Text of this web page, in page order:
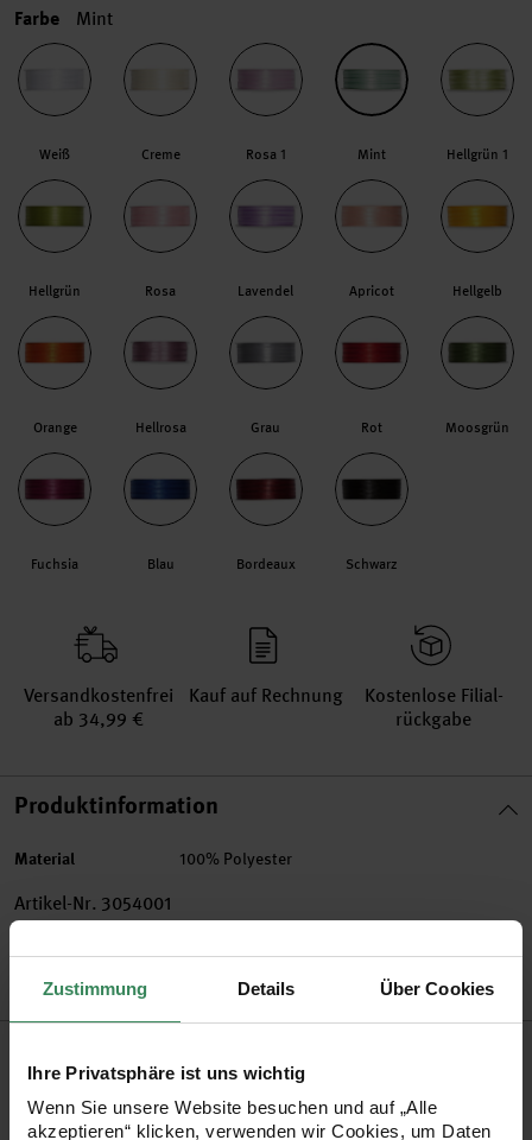
Zustimmung Details Über Cookies
Ihre Privatsphäre ist uns wichtig
Wenn Sie unsere Website besuchen und auf „Alle
akzeptieren“ klicken, verwenden wir Cookies, um Daten
Farbe Mint
Weiß Creme Rosa 1 Mint Hellgrün 1
Hellgrün Rosa Lavendel Apricot Hellgelb
Orange Hellrosa Grau Rot Moosgrün
Fuchsia Blau Bordeaux Schwarz
Versand­kosten­frei
ab 34,99 €
Kauf auf Rechnung
Kosten­lose Filial­
rückgabe
Produktinformation
Material 100% Polyester
Artikel-Nr. 3054001
Setzen Sie Akzente! Als i-Tüpfelchen für Ihr Geschenk bietet